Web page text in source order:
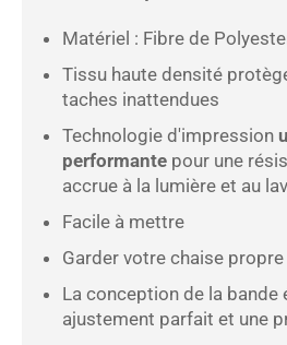
Matériel : Fibre de
Tissu haute densité
taches inattendues
Technologie d'impression
performante pour une
accrue à la lumière et au
Facile à mettre
Garder votre chaise
La conception de la bande
ajustement parfait et une